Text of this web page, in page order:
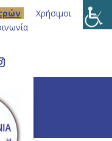
Χρήσιμοι